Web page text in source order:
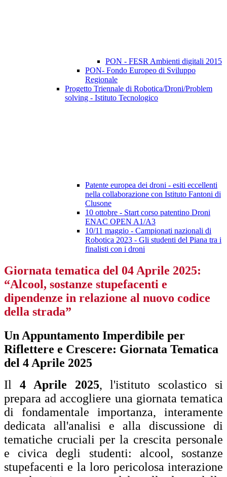
PON - FESR Ambienti digitali 2015
PON- Fondo Europeo di Sviluppo
Regionale
Progetto Triennale di Robotica/Droni/Problem
solving - Istituto Tecnologico
Patente europea dei droni - esiti eccellenti
nella collaborazione con Istituto Fantoni di
Clusone
10 ottobre - Start corso patentino Droni
ENAC OPEN A1/A3
10/11 maggio - Campionati nazionali di
Robotica 2023 - Gli studenti del Piana tra i
finalisti con i droni
Giornata tematica del 04 Aprile 2025:
“Alcool, sostanze stupefacenti e
dipendenze in relazione al nuovo codice
della strada”
Un Appuntamento Imperdibile per
Riflettere e Crescere: Giornata Tematica
del 4 Aprile 2025
Il 4 Aprile 2025, l'istituto scolastico si
prepara ad accogliere una giornata tematica
di fondamentale importanza, interamente
dedicata all'analisi e alla discussione di
tematiche cruciali per la crescita personale
e civica degli studenti: alcool, sostanze
stupefacenti e la loro pericolosa interazione